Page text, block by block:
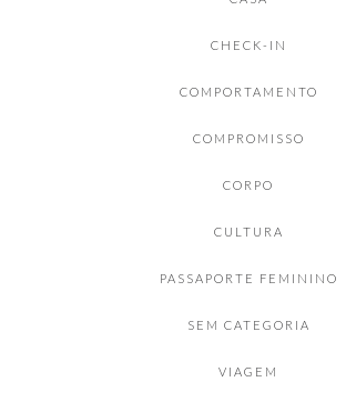
CHECK-IN
COMPORTAMENTO
COMPROMISSO
CORPO
CULTURA
PASSAPORTE FEMININO
SEM CATEGORIA
VIAGEM